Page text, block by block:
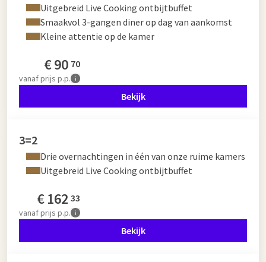
Uitgebreid Live Cooking ontbijtbuffet
Smaakvol 3-gangen diner op dag van aankomst
Kleine attentie op de kamer
€90 70
vanafprijs p.p.
Bekijk
3=2
Drie overnachtingen in één van onze ruime kamers
Uitgebreid Live Cooking ontbijtbuffet
€162 33
vanafprijs p.p.
Bekijk